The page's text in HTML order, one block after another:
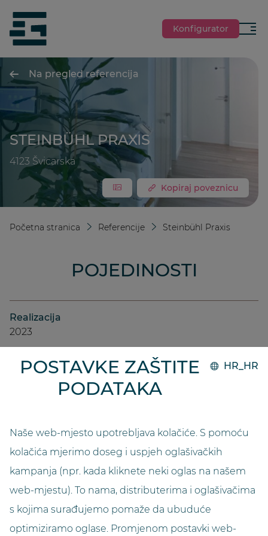
siteLogo
Konfigurator
Na pregled referencija
STEINBÜHL PRAXIS
4123 Švicarska
Kopiraj poveznicu
Početna stranica Referencije Steinbühl Praxis
POJEDINOSTI
Realizacija
2023
Sustav
GO.compact
4000
2,72
Širina (u metrima)
2,20
POSTAVKE ZAŠTITE
PODATAKA
HR_HR
Naše web-mjesto upotrebljava kolačiće. S pomoću
kolačića mjerimo doseg i uspjeh oglašivačkih
kampanja (npr. kada kliknete neki oglas na našem
web-mjestu). To nama, distributerima i oglašivačima
s kojima surađujemo pomaže da ubuduće
optimiziramo oglase. Promjenom postavki web-